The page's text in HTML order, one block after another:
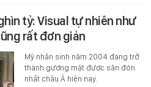
tỷ: Visual tự nhiên như
rất đơn giản
Mỹ nhân sinh năm 2004 đang trở
thành gương mặt được săn đón
nhất châu Á hiện nay.